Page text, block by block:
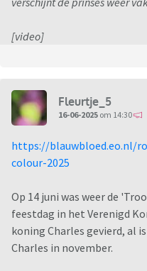
[video]
Fleurtje_5
16-06-2025 om 14:30
https://blauwbloed.eo.nl/
colour-2025
Op 14 juni was weer de
feestdag in het Verenigd
koning Charles gevierd, al
Charles in november.